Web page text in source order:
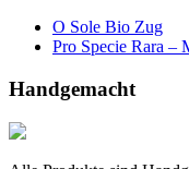
O Sole Bio Zug
Pro Specie Rara –
Handgemacht